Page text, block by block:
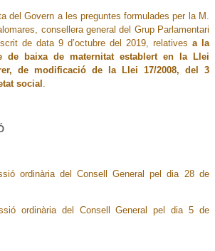
del Govern a les preguntes formulades per la M.
consellera general del Grup Parlamentari
de data 9 d’octubre del 2019, relatives a la
de baixa de maternitat establert en la Llei
de modificació de la Llei 17/2008, del 3
social .
ordinària del Consell General pel dia 28 de
ordinària del Consell General pel dia 5 de